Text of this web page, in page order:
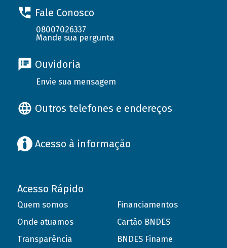
Fale Conosco
08007026337
Mande sua pergunta
Ouvidoria
Envie sua mensagem
Outros telefones e endereços
Acesso à informação
Acesso Rápido
Quem somos
Onde atuamos
Transparência
Financiamentos
Cartão BNDES
BNDES Finame